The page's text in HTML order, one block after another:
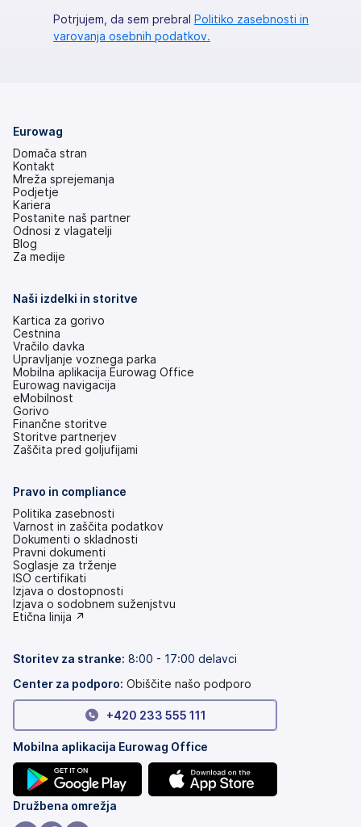
Potrjujem, da sem prebral Politiko zasebnosti in
varovanja osebnih podatkov.
Eurowag
Domača stran
Kontakt
Mreža sprejemanja
Podjetje
Kariera
Postanite naš partner
Odnosi z vlagatelji
(odpre
se
zavihku)
Blog
Za medije
Naši izdelki in storitve
Kartica za gorivo
Cestnina
Vračilo davka
Upravljanje voznega parka
Mobilna aplikacija Eurowag Office
Eurowag navigacija
eMobilnost
Gorivo
Finančne storitve
Storitve partnerjev
Zaščita pred goljufijami
Pravo in compliance
Politika zasebnosti
Varnost in zaščita podatkov
Dokumenti o skladnosti
Pravni dokumenti
Soglasje za trženje
ISO certifikati
Izjava o dostopnosti
(odpre
se
zavihku)
Izjava o sodobnem suženjstvu
(odpre
novem
Etična linija ↗
Storitev za stranke: 8:00 - 17:00 delavci
Center za podporo: Obiščite našo podporo
+420 233 555 111
Mobilna aplikacija Eurowag Office
(odpre
Družbena omrežja